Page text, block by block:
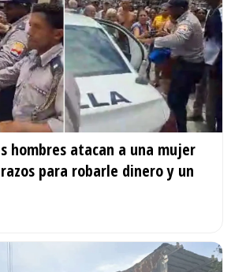
hombres atacan a una mujer
para robarle dinero y un